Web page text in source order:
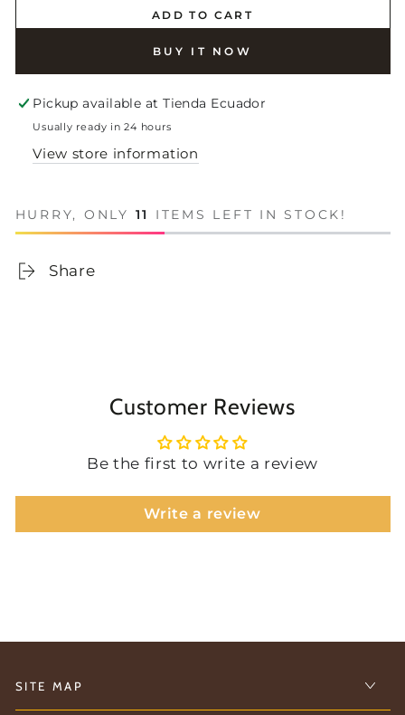
ADD TO CART
BUY IT NOW
Pickup available atTienda Ecuador
Usually ready in 24 hours
View store information
HURRY, ONLY 11 ITEMS LEFT IN STOCK!
Share
Customer Reviews
Be the first to write a review
Write a review
SITE MAP